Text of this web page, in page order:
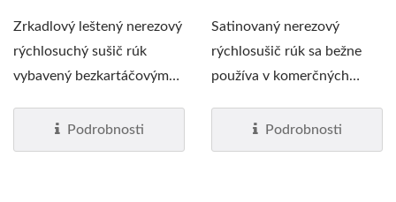
Zrkadlový leštený nerezový
rýchlosuchý sušič rúk
vybavený bezkartáčovým
Podrobnosti
Satinovaný nerezový
rýchlosušič rúk sa bežne
používa v komerčných
Podrobnosti